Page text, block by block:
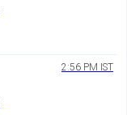
2:56 PM IST